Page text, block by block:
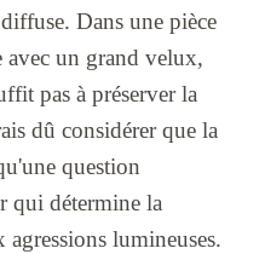
Dans une pièce
avec un grand velux,
pas à préserver la
dû considérer que la
question
qui détermine la
agressions lumineuses.